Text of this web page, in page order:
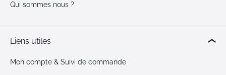
Qui sommes nous ?
Liens utiles
Mon compte & Suivi de commande